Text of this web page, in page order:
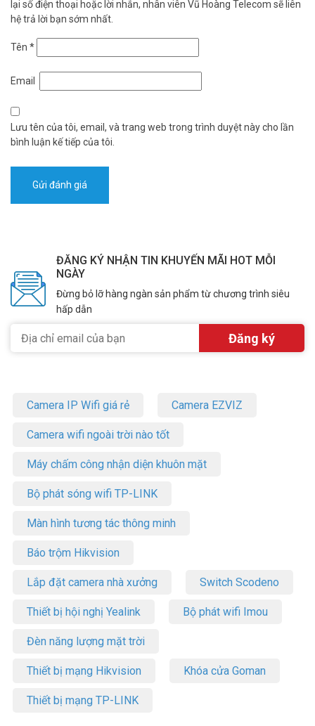
lại số điện thoại hoặc lời nhắn, nhân viên Vũ Hoàng Telecom sẽ liên
hệ trả lời bạn sớm nhất.
Tên *
Email
Lưu tên của tôi, email, và trang web trong trình duyệt này cho lần
bình luận kế tiếp của tôi.
ĐĂNG KÝ NHẬN TIN KHUYẾN MÃI HOT MỖI
NGÀY
Đừng bỏ lỡ hàng ngàn sản phẩm từ chương trình siêu
hấp dẫn
Camera IP Wifi giá rẻ Camera EZVIZ
Camera wifi ngoài trời nào tốt
Máy chấm công nhận diện khuôn mặt
Bộ phát sóng wifi TP-LINK
Màn hình tương tác thông minh
Báo trộm Hikvision
Lắp đặt camera nhà xưởng Switch Scodeno
Thiết bị hội nghị Yealink Bộ phát wifi Imou
Đèn năng lượng mặt trời
Thiết bị mạng Hikvision Khóa cửa Goman
Thiết bị mạng TP-LINK